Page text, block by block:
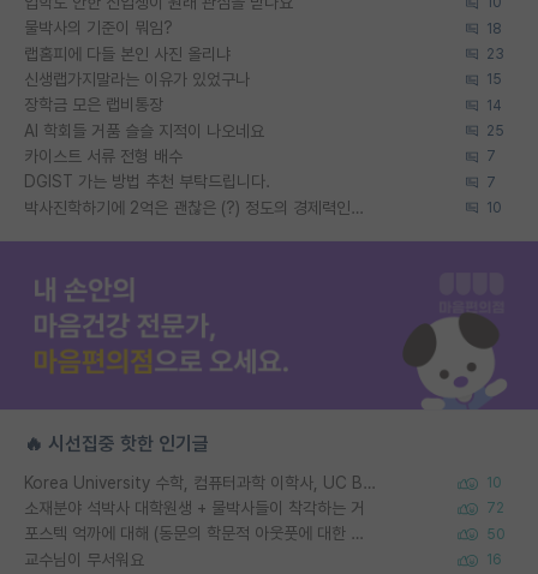
물박사의 기준이 뭐임? 18
랩홈피에 다들 본인 사진 올리냐 23
신생랩가지말라는 이유가 있었구나 15
장학금 모은 랩비통장 14
AI 학회들 거품 슬슬 지적이 나오네요 25
카이스트 서류 전형 배수 7
DGIST 가는 방법 추천 부탁드립니다. 7
박사진학하기에 2억은 괜찮은 (?) 정도의 경제력인가요 10
🔥 시선집중 핫한 인기글
Korea University 수학, 컴퓨터과학 이학사, UC Berkeley 산업공학 대학원 공학박사가 되는 것은 쉽지 않겠죠? 10
소재분야 석박사 대학원생 + 물박사들이 착각하는 거 72
포스텍 억까에 대해 (동문의 학문적 아웃풋에 대한 반박) 50
교수님이 무서워요 16